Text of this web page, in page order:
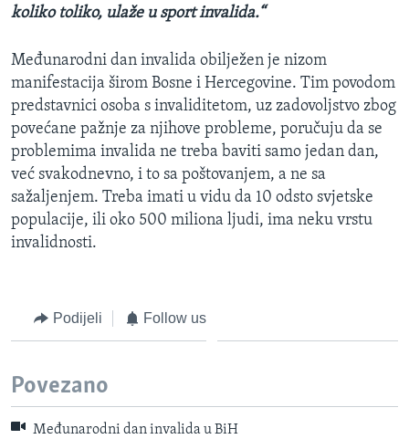
koliko toliko, ulaže u sport invalida.“
Međunarodni dan invalida obilježen je nizom
manifestacija širom Bosne i Hercegovine. Tim povodom
predstavnici osoba s invaliditetom, uz zadovoljstvo zbog
povećane pažnje za njihove probleme, poručuju da se
problemima invalida ne treba baviti samo jedan dan,
već svakodnevno, i to sa poštovanjem, a ne sa
sažaljenjem. Treba imati u vidu da 10 odsto svjetske
populacije, ili oko 500 miliona ljudi, ima neku vrstu
invalidnosti.
Podijeli Follow us
Povezano
Međunarodni dan invalida u BiH